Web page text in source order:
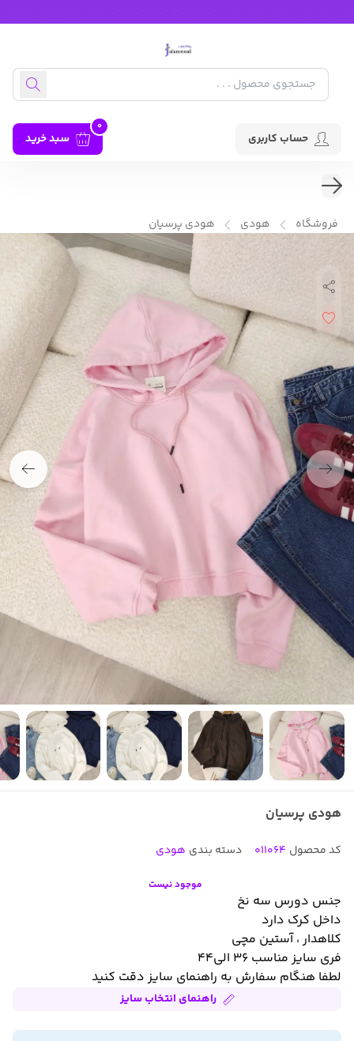
حساب کاربری سبد خرید
0
فروشگاه هودی هودی پرسیان
هودی پرسیان
کد محصول 011064 دسته بندی هودی
موجود نیست
جنس دورس سه نخ
داخل کرک دارد
کلاهدار ، آستین مچی
فری سایز مناسب ۳۶ الی۴۴
لطفا هنگام سفارش به راهنمای سایز دقت کنید
راهنمای انتخاب سایز